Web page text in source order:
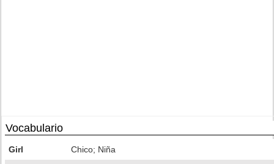
Vocabulario
Girl Chico; Niña